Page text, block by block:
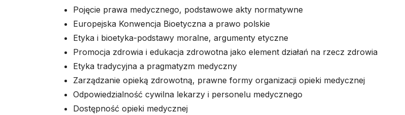
Pojęcie prawa medycznego, podstawowe akty normatywne
Europejska Konwencja Bioetyczna a prawo polskie
Etyka i bioetyka-podstawy moralne, argumenty etyczne
Promocja zdrowia i edukacja zdrowotna jako element działań na rzecz zdrowia
Etyka tradycyjna a pragmatyzm medyczny
Zarządzanie opieką zdrowotną, prawne formy organizacji opieki medycznej
Odpowiedzialność cywilna lekarzy i personelu medycznego
Dostępność opieki medycznej